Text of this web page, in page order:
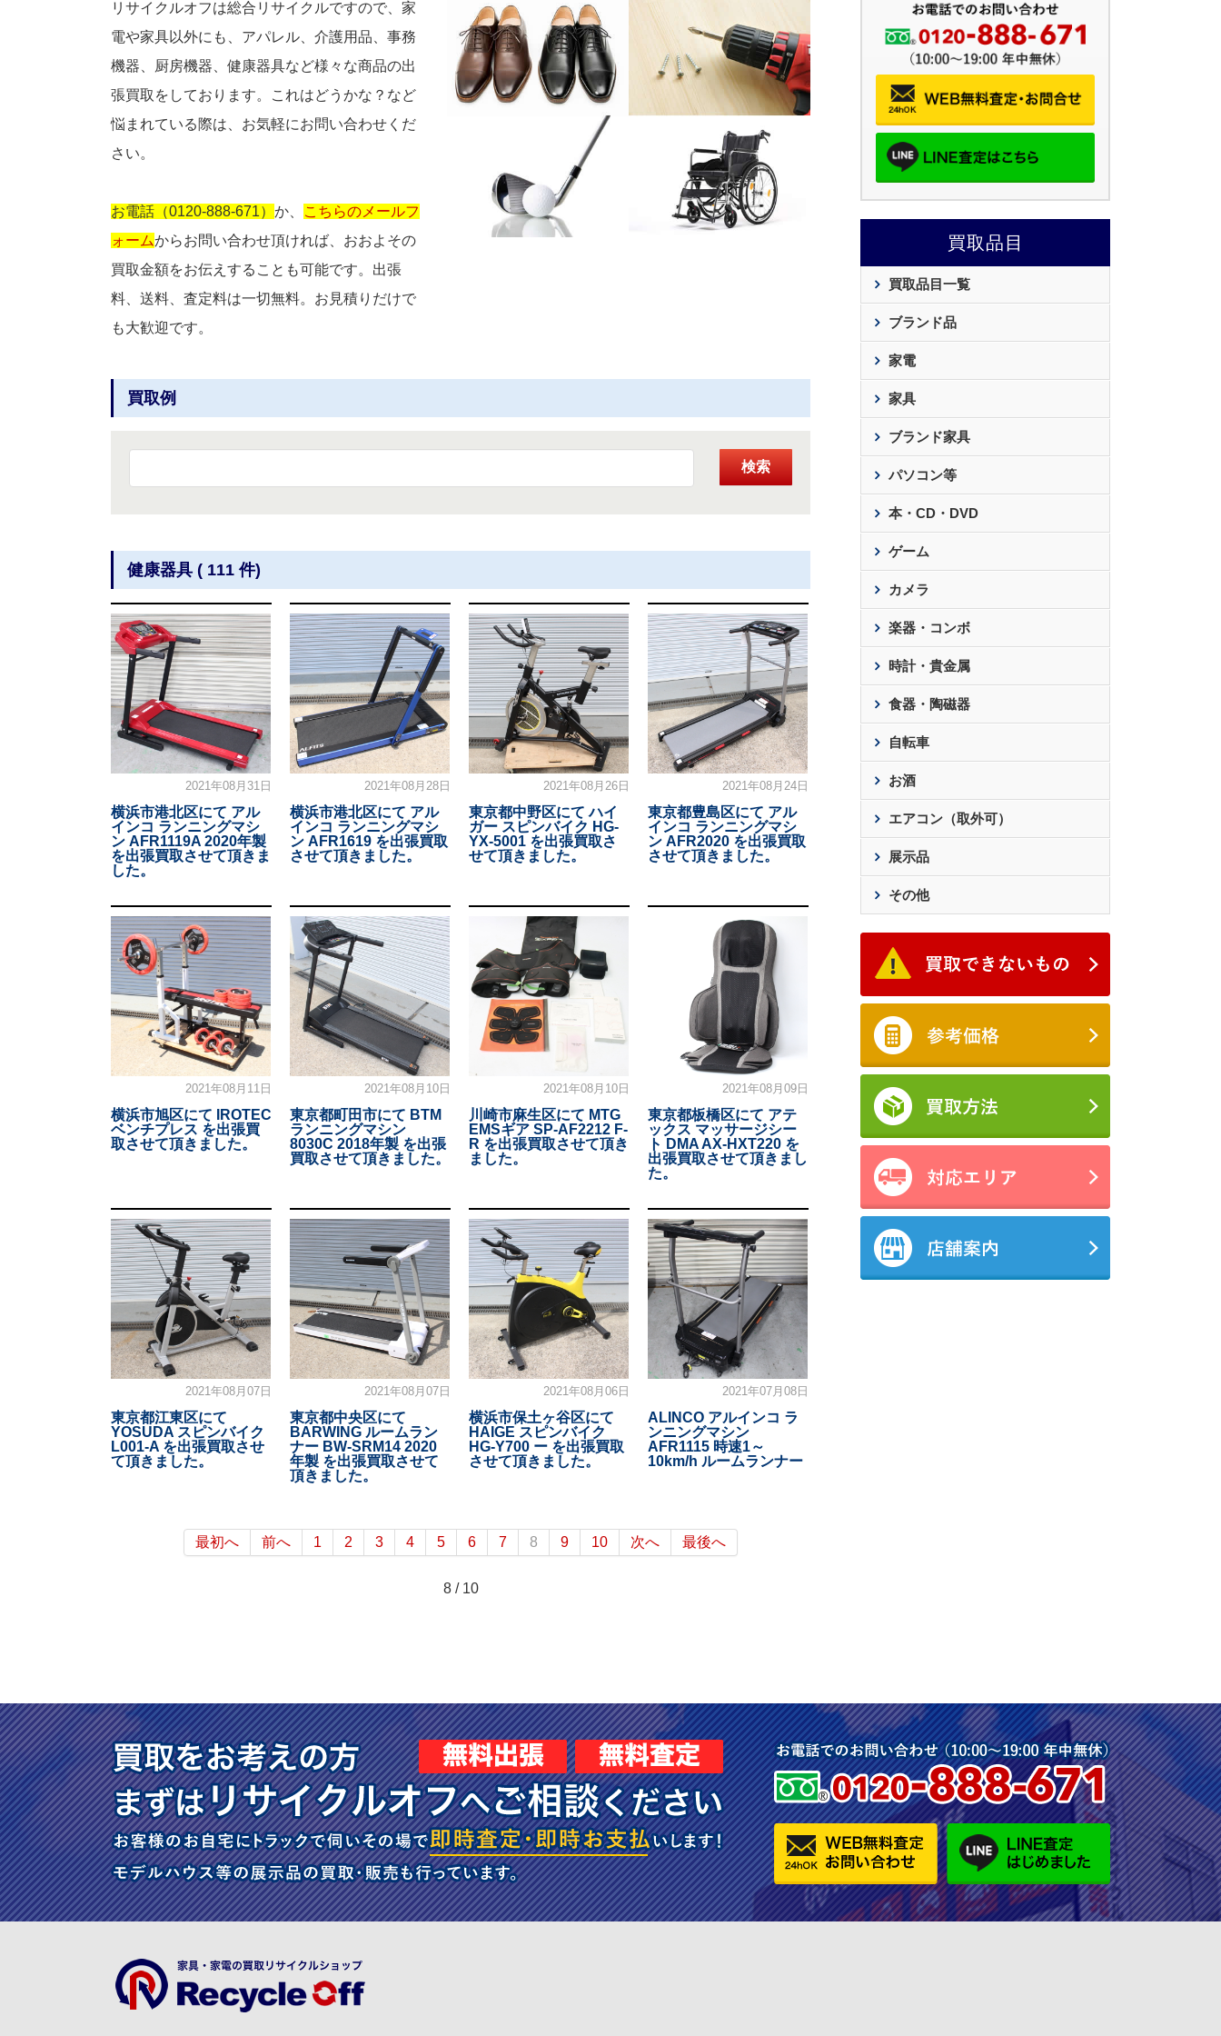
リサイクルオフは総合リサイクルですので、家
電や家具以外にも、アパレル、介護用品、事務
機器、厨房機器、健康器具など様々な商品の出
張買取をしております。これはどうかな？など
悩まれている際は、お気軽にお問い合わせくだ
さい。
お電話（0120-888-671） か、
こちらのメールフ
ォームからお問い合わせ頂ければ、おおよその
買取金額をお伝えすることも可能です。出張
料、送料、査定料は一切無料。お見積りだけで
も大歓迎です。
買取例
検索
健康器具 ( 111 件)
2021年08月31日
横浜市港北区にて アル
インコ ランニングマシ
ン AFR1119A 2020年製
を出張買取させて頂きま
した。
2021年08月28日
横浜市港北区にて アル
インコ ランニングマシ
ン AFR1619 を出張買取
させて頂きました。
2021年08月26日
東京都中野区にて ハイ
ガー スピンバイク HG-
YX-5001 を出張買取さ
せて頂きました。
2021年08月24日
東京都豊島区にて アル
インコ ランニングマシ
ン AFR2020 を出張買取
させて頂きました。
2021年08月11日
横浜市旭区にて IROTEC
ベンチプレス を出張買
取させて頂きました。
2021年08月10日
東京都町田市にて BTM
ランニングマシン
8030C 2018年製 を出張
買取させて頂きました。
2021年08月10日
川崎市麻生区にて MTG
EMSギア SP-AF2212 F-
R を出張買取させて頂き
ました。
2021年08月09日
東京都板橋区にて アテ
ックス マッサージシー
ト DMA AX-HXT220 を
出張買取させて頂きまし
た。
2021年08月07日
東京都江東区にて
YOSUDA スピンバイク
L001-A を出張買取させ
て頂きました。
2021年08月07日
東京都中央区にて
BARWING ルームラン
ナー BW-SRM14 2020
年製 を出張買取させて
頂きました。
2021年08月06日
横浜市保土ヶ谷区にて
HAIGE スピンバイク
HG-Y700 ー を出張買取
させて頂きました。
2021年07月08日
ALINCO アルインコ ラ
ンニングマシン
AFR1115 時速1～
10km/h ルームランナー
最初へ 前へ 1 2 3 4 5 6 7 8 9 10 次へ 最後へ
8 / 10
買取品目
買取品目一覧
ブランド品
家電
家具
ブランド家具
パソコン等
本・CD・DVD
ゲーム
カメラ
楽器・コンボ
時計・貴金属
食器・陶磁器
自転車
お酒
エアコン（取外可）
展示品
その他